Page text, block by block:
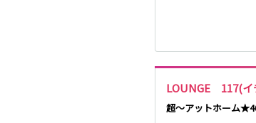
LOUNGE 117(イ
超～アットホーム
神戸市営地下鉄
三宮駅
草津駅